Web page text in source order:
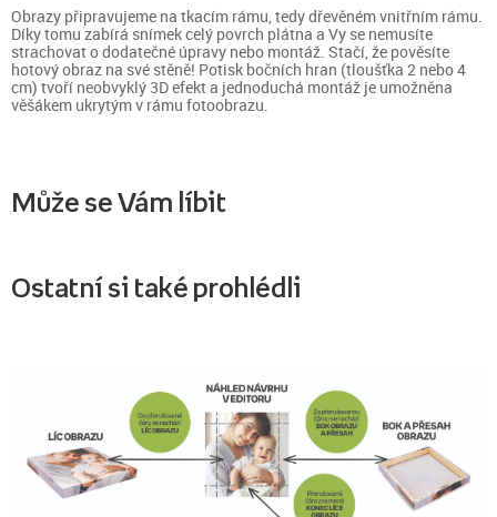
Obrazy připravujeme na tkacím rámu, tedy dřevěném vnitřním rámu.
Díky tomu zabírá snímek celý povrch plátna a Vy se nemusíte
strachovat o dodatečné úpravy nebo montáž. Stačí, že pověsíte
hotový obraz na své stěně! Potisk bočních hran (tloušťka 2 nebo 4
cm) tvoří neobvyklý 3D efekt a jednoduchá montáž je umožněna
věšákem ukrytým v rámu fotoobrazu.
Může se Vám líbit
Ostatní si také prohlédli